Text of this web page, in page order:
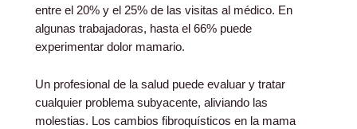
entre el 20% y el 25% de las visitas al médico. En
algunas trabajadoras, hasta el 66% puede
experimentar dolor mamario.
Un profesional de la salud puede evaluar y tratar
cualquier problema subyacente, aliviando las
molestias. Los cambios fibroquísticos en la mama